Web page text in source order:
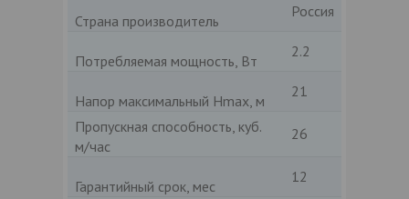
Страна производитель
Россия
Потребляемая мощность, Вт
2.2
Напор максимальный Hmax, м
21
Пропускная способность, куб.
м/час
26
Гарантийный срок, мес
12